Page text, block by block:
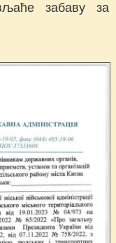
забаву за